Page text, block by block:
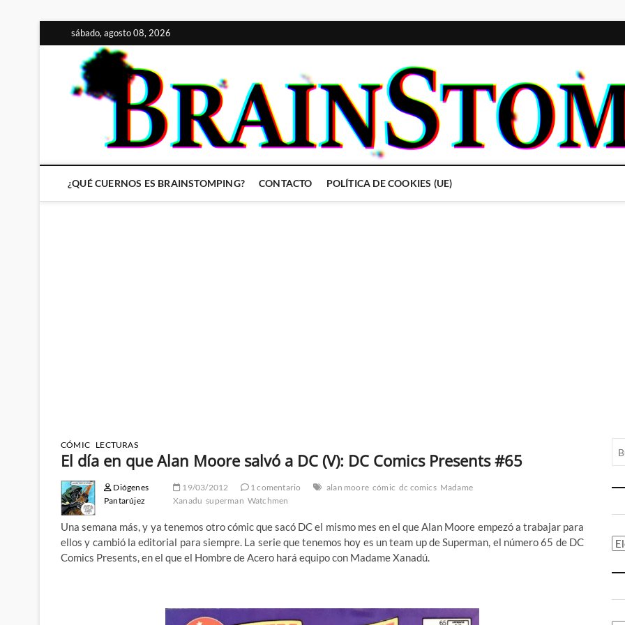
al
contenido
sábado, agosto 08, 2026
¿QUÉ CUERNOS ES BRAINSTOMPING? CONTACTO POLÍTICA DE COOKIES (UE)
CÓMIC LECTURAS
El día en que Alan Moore salvó a DC (V): DC Comics Presents #65
Diógenes
Pantarújez
19/03/2012 1 comentario alan moore cómic dc comics Madame
Xanadu superman Watchmen
Una semana más, y ya tenemos otro cómic que sacó DC el mismo mes en el que Alan Moore empezó a trabajar para
ellos y cambió la editorial para siempre. La serie que tenemos hoy es un team up de Superman, el número 65 de DC
Comics Presents, en el que el Hombre de Acero hará equipo con Madame Xanadú.